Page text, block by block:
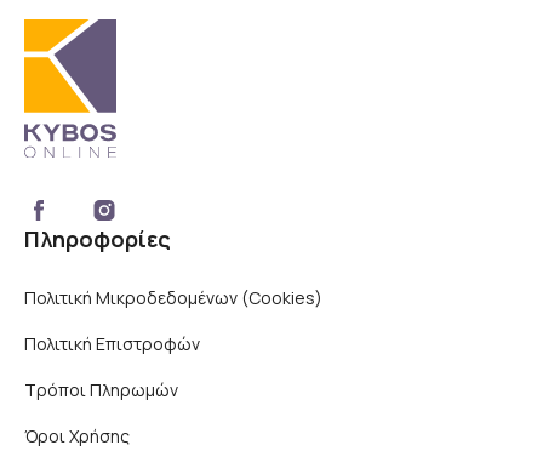
Πληροφορίες
Πολιτική Μικροδεδομένων (Cookies)
Πολιτική Επιστροφών
Τρόποι Πληρωμών
Όροι Χρήσης